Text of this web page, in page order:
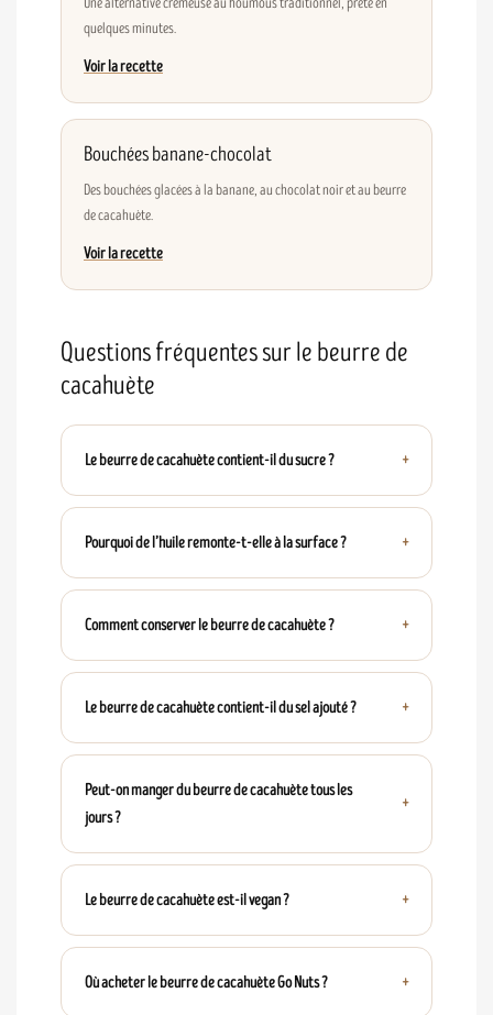
quelques minutes.
Voir la recette
Bouchées banane-chocolat
Des bouchées glacées à la banane, au chocolat noir et au beurre
de cacahuète.
Voir la recette
Questions fréquentes sur le beurre de
cacahuète
Le beurre de cacahuète contient-il du sucre ?
Pourquoi de l’huile remonte-t-elle à la surface ?
Comment conserver le beurre de cacahuète ?
Le beurre de cacahuète contient-il du sel ajouté ?
Peut-on manger du beurre de cacahuète tous les
jours ?
Le beurre de cacahuète est-il vegan ?
Où acheter le beurre de cacahuète Go Nuts ?